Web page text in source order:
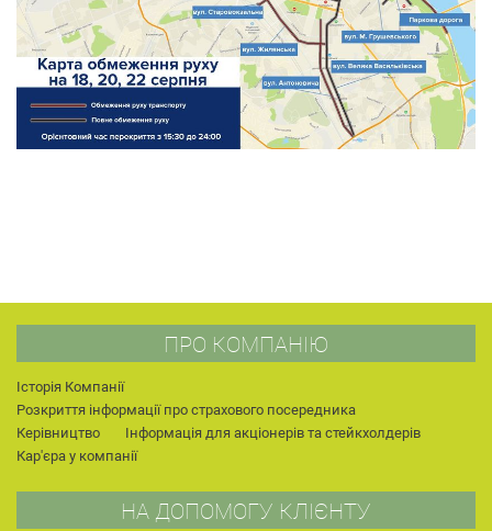
ПРО КОМПАНІЮ
Історія Компанії
Розкриття інформації про страхового посередника
Керівництво
Інформація для акціонерів та стейкхолдерів
Кар'єра у компанії
НА ДОПОМОГУ КЛІЄНТУ